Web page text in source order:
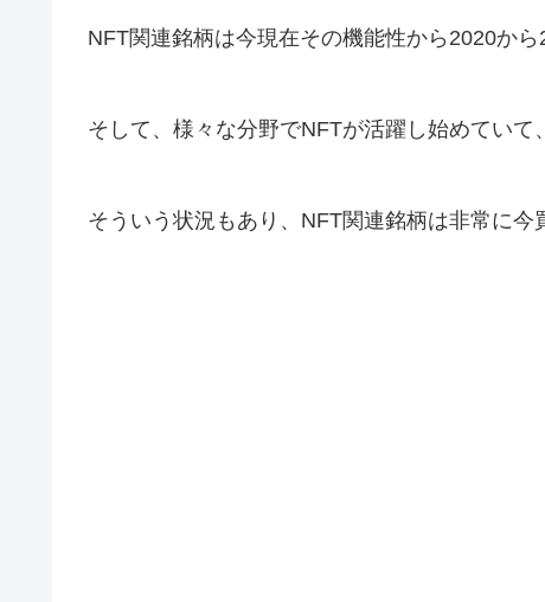
NFT関連銘柄は今現在その機能性から2020か
そして、様々な分野でNFTが活躍し始めてい
そういう状況もあり、NFT関連銘柄は非常に今